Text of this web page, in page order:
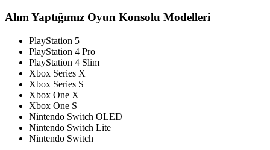
Alım Yaptığımız Oyun Konsolu Modelleri
PlayStation 5
PlayStation 4 Pro
PlayStation 4 Slim
Xbox Series X
Xbox Series S
Xbox One X
Xbox One S
Nintendo Switch OLED
Nintendo Switch Lite
Nintendo Switch